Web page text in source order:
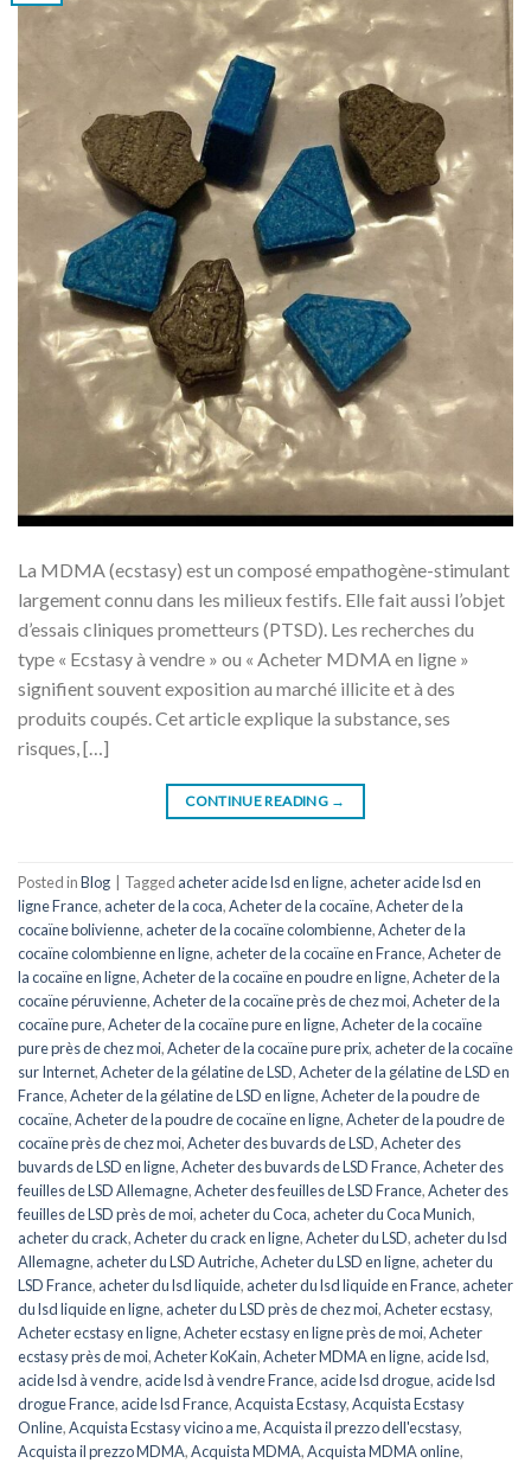
La MDMA (ecstasy) est un composé empathogène-stimulant
largement connu dans les milieux festifs. Elle fait aussi l’objet
d’essais cliniques prometteurs (PTSD). Les recherches du
type « Ecstasy à vendre » ou « Acheter MDMA en ligne »
signifient souvent exposition au marché illicite et à des
produits coupés. Cet article explique la substance, ses
risques, […]
CONTINUE READING →
Posted inBlog Tagged acheter acide lsd en ligne, acheter acide lsd en
ligne France, acheter de la coca,Acheter de la cocaïne,Acheter de la
cocaïne bolivienne, acheter de la cocaïne colombienne,Acheter de la
cocaïne colombienne en ligne, acheter de la cocaïne en France,Acheter de
la cocaïne en ligne,Acheter de la cocaïne en poudre en ligne,Acheter de la
cocaïne péruvienne,Acheter de la cocaïne près de chez moi,Acheter de la
cocaïne pure,Acheter de la cocaïne pure en ligne,Acheter de la cocaïne
pure près de chez moi,Acheter de la cocaïne pure prix, acheter de la cocaïne
sur Internet,Acheter de la gélatine de LSD,Acheter de la gélatine de LSD en
France,Acheter de la gélatine de LSD en ligne,Acheter de la poudre de
cocaïne,Acheter de la poudre de cocaïne en ligne,Acheter de la poudre de
cocaïne près de chez moi,Acheter des buvards de LSD,Acheter des
buvards de LSD en ligne,Acheter des buvards de LSD France,Acheter des
feuilles de LSD Allemagne,Acheter des feuilles de LSD France,Acheter des
feuilles de LSD près de moi, acheter du Coca, acheter du Coca Munich,
acheter du crack,Acheter du crack en ligne,Acheter du LSD, acheter du lsd
Allemagne, acheter du LSD Autriche,Acheter du LSD en ligne, acheter du
LSD France, acheter du lsd liquide, acheter du lsd liquide en France, acheter
du lsd liquide en ligne, acheter du LSD près de chez moi,Acheter ecstasy,
Acheter ecstasy en ligne,Acheter ecstasy en ligne près de moi,Acheter
ecstasy près de moi,Acheter KoKain,Acheter MDMA en ligne, acide lsd,
acide lsd à vendre, acide lsd à vendre France, acide lsd drogue, acide lsd
drogue France, acide lsd France,Acquista Ecstasy,Acquista Ecstasy
Online,Acquista Ecstasy vicino a me,Acquista il prezzo dell'ecstasy,
Acquista il prezzo MDMA,Acquista MDMA,Acquista MDMA online,